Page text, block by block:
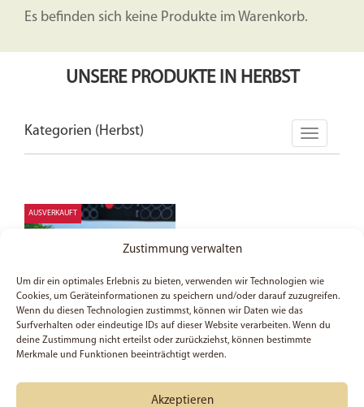
Zustimmung verwalten
Um dir ein optimales Erlebnis zu bieten, verwenden wir Technologien wie
Cookies, um Geräteinformationen zu speichern und/oder darauf zuzugreifen.
Wenn du diesen Technologien zustimmst, können wir Daten wie das
Surfverhalten oder eindeutige IDs auf dieser Website verarbeiten. Wenn du
deine Zustimmung nicht erteilst oder zurückziehst, können bestimmte
Merkmale und Funktionen beeinträchtigt werden.
Akzeptieren
Es befinden sich keine Produkte im Warenkorb.
UNSERE PRODUKTE IN HERBST
Kategorien (Herbst)
AUSVERKAUFT
Beanie | Geliebt |